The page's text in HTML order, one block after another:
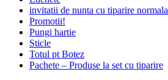
invitatii de nunta cu tiparire normala
Promotii!
Pungi hartie
Sticle
Totul pt Botez
Pachete – Produse la set cu tiparire